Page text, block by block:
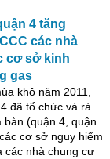
4 tăng
các nhà
cơ sở kinh
gas
khô năm 2011,
đã tổ chức và rà
bàn (quận 4, quận
cơ sở nguy hiểm
các nhà chung cư